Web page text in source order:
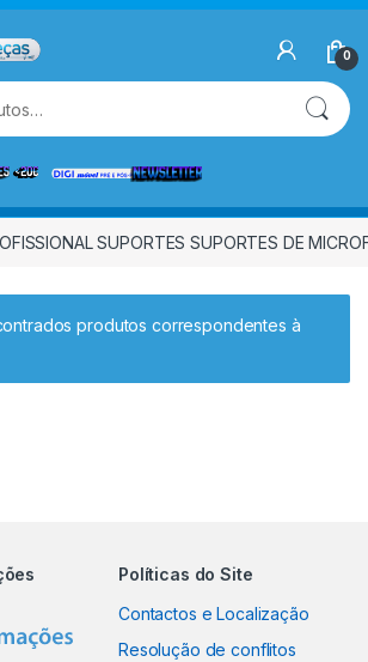
0
SUPORTES SUPORTES DE
produtos correspondentes à
Políticas do Site
Contactos e Localização
Resolução de conflitos